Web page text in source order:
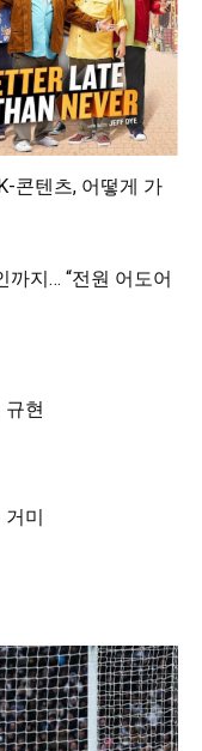
콘텐츠, 어떻게 가
까지… “전원 어도어
규현
거미